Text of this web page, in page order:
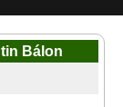
Bálon